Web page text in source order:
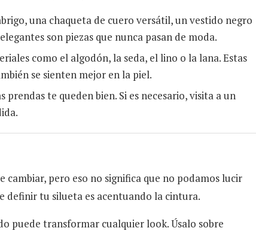
una chaqueta de cuero versátil, un vestido negro
son piezas que nunca pasan de moda.
como el algodón, la seda, el lino o la lana. Estas
se sienten mejor en la piel.
prendas te queden bien. Si es necesario, visita a un
cambiar, pero eso no significa que no podamos lucir
definir tu silueta es acentuando la cintura.
puede transformar cualquier look. Úsalo sobre